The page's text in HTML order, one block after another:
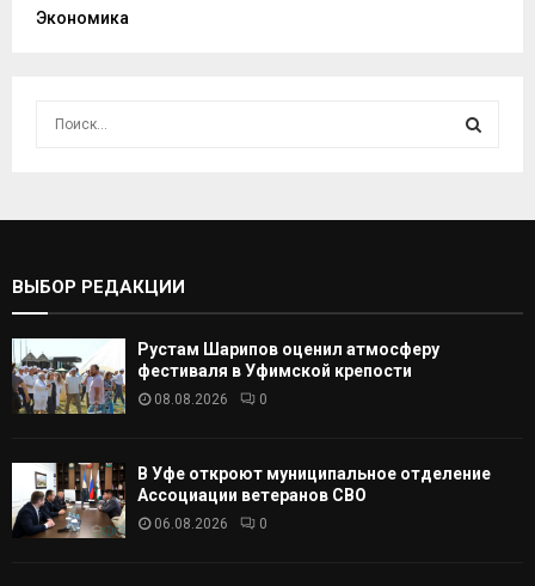
Экономика
С
А
ВЫБОР РЕДАКЦИИ
Рустам Шарипов оценил атмосферу
фестиваля в Уфимской крепости
08.08.2026 0
В Уфе откроют муниципальное отделение
Ассоциации ветеранов СВО
06.08.2026 0